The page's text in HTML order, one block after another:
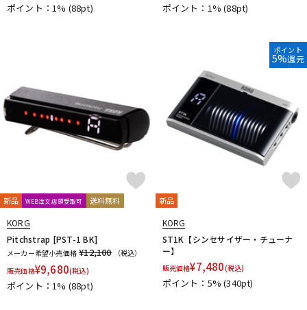
ポイント：1% (88pt) ポイント：1%(88pt)
新品 WEB注文店頭受取可 送料無料
KORG
Pitchstrap [PST-1 BK]
メーカー希望小売価格 ¥12,100
（税込）
販売価格¥9,680(税込)
ポイント：1% (88pt)
ポイント
5%還元
新品
KORG
ST1K【シンセサイザー・チューナ
ー】
販売価格¥7,480(税込)
ポイント：5%(340pt)